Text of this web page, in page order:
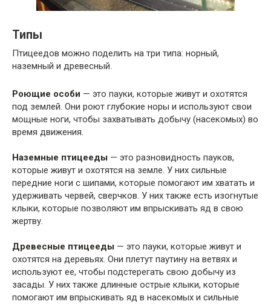
Типы
Птицеедов можно поделить на три типа: норный,
наземный и древесный.
Роющие особи — это пауки, которые живут и охотятся
под землей. Они роют глубокие норы и используют свои
мощные ноги, чтобы захватывать добычу (насекомых) во
время движения.
Наземные птицееды — это разновидность пауков,
которые живут и охотятся на земле. У них сильные
передние ноги с шипами, которые помогают им хватать и
удерживать червей, сверчков. У них также есть изогнутые
клыки, которые позволяют им впрыскивать яд в свою
жертву.
Древесные птицееды — это пауки, которые живут и
охотятся на деревьях. Они плетут паутину на ветвях и
используют ее, чтобы подстерегать свою добычу из
засады. У них также длинные острые клыки, которые
помогают им впрыскивать яд в насекомых и сильные